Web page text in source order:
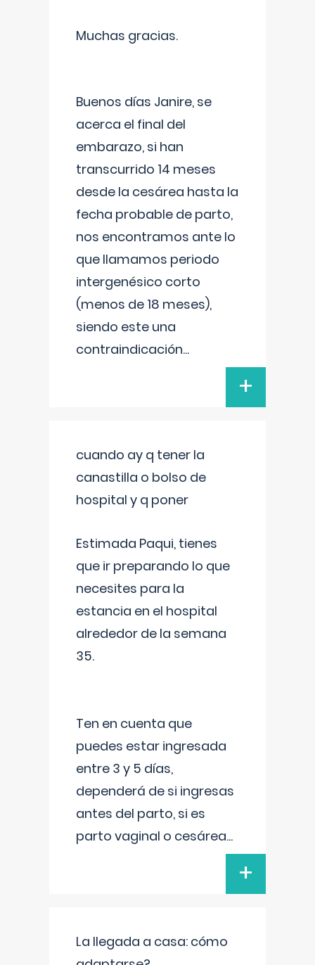
Muchas gracias.
Buenos días Janire, se
acerca el final del
embarazo, si han
transcurrido 14 meses
desde la cesárea hasta la
fecha probable de parto,
nos encontramos ante lo
que llamamos periodo
intergenésico corto
(menos de 18 meses),
siendo este una
contraindicación...
+
cuando ay q tener la
canastilla o bolso de
hospital y q poner
Estimada Paqui, tienes
que ir preparando lo que
necesites para la
estancia en el hospital
alrededor de la semana
35.
Ten en cuenta que
puedes estar ingresada
entre 3 y 5 días,
dependerá de si ingresas
antes del parto, si es
parto vaginal o cesárea...
+
La llegada a casa: cómo